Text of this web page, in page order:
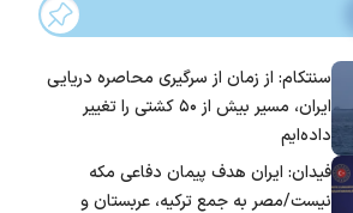
سنتکام: از زمان از سرگیری محاصره دریایی
ایران، مسیر بیش از ۵۰ کشتی را تغییر
داده‌ایم
فیدان: ایران هدف پیمان دفاعی مکه
نیست/مصر به جمع ترکیه، عربستان و